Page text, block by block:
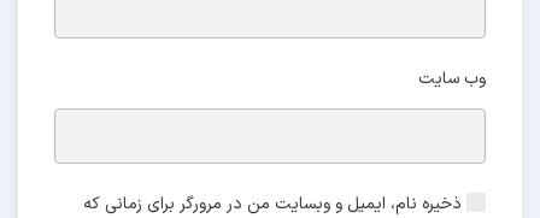
وب‌ سایت
ذخیره نام، ایمیل و وبسایت من در مرورگر برای زمانی که